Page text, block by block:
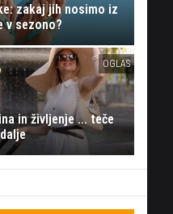
zakaj jih nosimo iz
v sezono?
OGLAS
in življenje ... teče
dalje